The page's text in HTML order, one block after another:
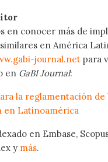
en conocer más de
en América
journal.net para
en GaBI Journal:
la reglamentación
en Latinoamérica
en Embase,
y más.